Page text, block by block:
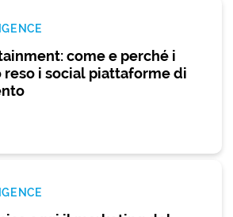
come e perché i
reso i social piattaforme di